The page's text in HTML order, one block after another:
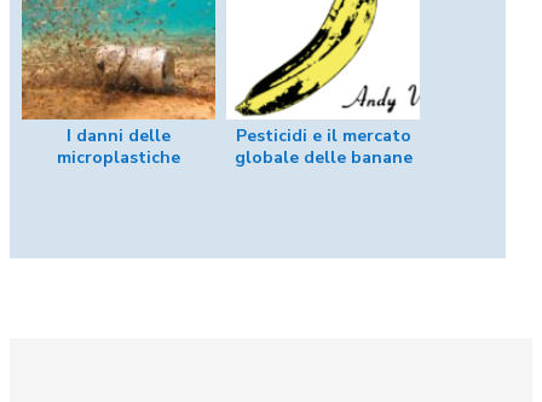
I danni delle
microplastiche
Pesticidi e il mercato
globale delle banane